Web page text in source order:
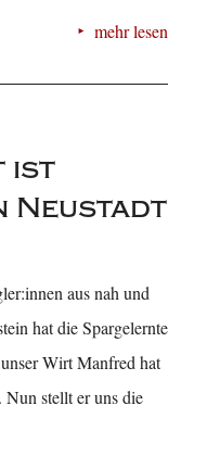
mehr lesen
ist
Neustadt
aus nah und
hat die Spargelernte
Wirt Manfred hat
stellt er uns die